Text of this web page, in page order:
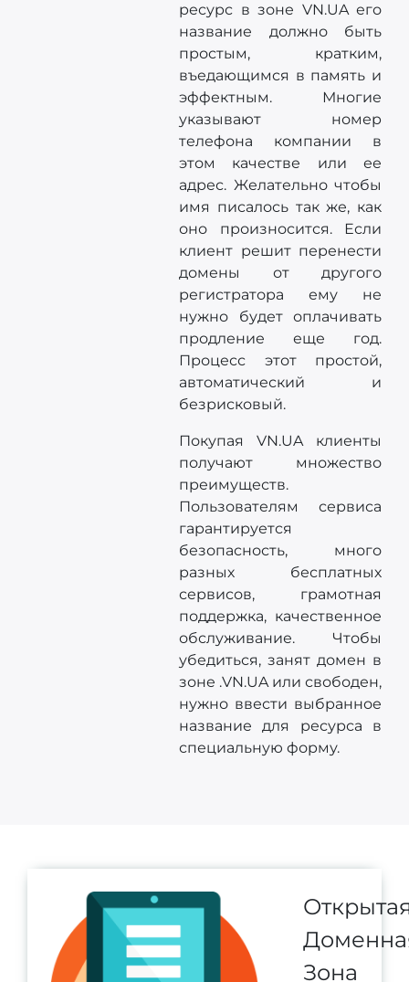
ресурс в зоне VN.UA его
название должно быть
простым, кратким,
въедающимся в память и
эффектным. Многие
указывают номер
телефона компании в
этом качестве или ее
адрес. Желательно чтобы
имя писалось так же, как
оно произносится. Если
клиент решит перенести
домены от другого
регистратора ему не
нужно будет оплачивать
продление еще год.
Процесс этот простой,
автоматический и
безрисковый.
Покупая VN.UA клиенты
получают множество
преимуществ.
Пользователям сервиса
гарантируется
безопасность, много
разных бесплатных
сервисов, грамотная
поддержка, качественное
обслуживание. Чтобы
убедиться, занят домен в
зоне .VN.UA или свободен,
нужно ввести выбранное
название для ресурса в
специальную форму.
Зона